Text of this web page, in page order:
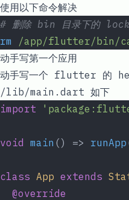
使用以下命令解决
# 删除 bin 目录下的
rm /app/flutter/bin/
动手写第一个应用
动手写一个 flutter 的
/lib/main.dart 如下
import
void main () => runApp
class App extends
  @override